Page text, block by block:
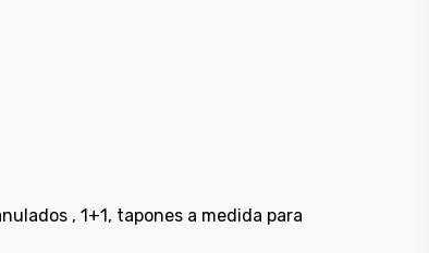
, 1+1, tapones a medida para